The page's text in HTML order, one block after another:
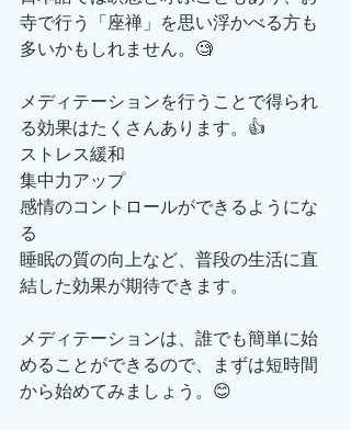
寺で行う「座禅」を思い浮かべる方も
多いかもしれません。🧐
メディテーションを行うことで得られ
る効果はたくさんあります。👍
ストレス緩和
集中力アップ
感情のコントロールができるようにな
る
睡眠の質の向上など、普段の生活に直
結した効果が期待できます。
メディテーションは、誰でも簡単に始
めることができるので、まずは短時間
から始めてみましょう。😊